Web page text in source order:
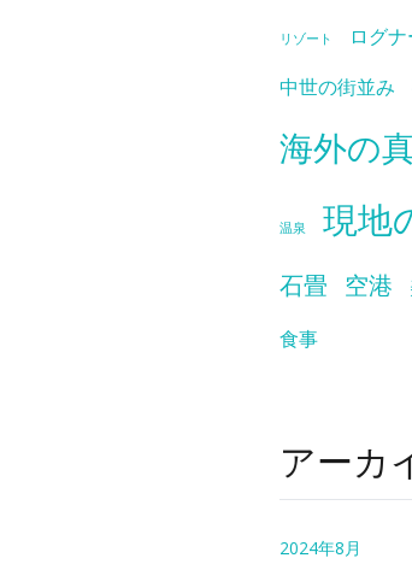
リゾート
ログ
中世の街並み
海外の
温泉 現地
石畳 空港
食事
アーカ
2024年8月